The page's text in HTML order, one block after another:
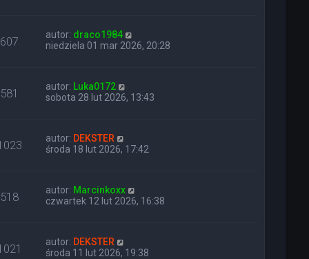
607 autor: draco1984
niedziela 01 mar 2026, 20:28
581 autor: Luka0172
sobota 28 lut 2026, 13:43
autor: DEKSTER
środa 18 lut 2026, 17:42
518 autor: Marcinkoxx
czwartek 12 lut 2026, 16:38
autor: DEKSTER
środa 11 lut 2026, 19:38